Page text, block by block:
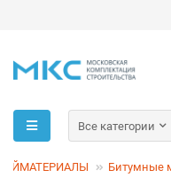
Все категории
Битумные